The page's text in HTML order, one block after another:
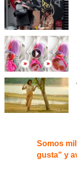
Somos
gusta" y